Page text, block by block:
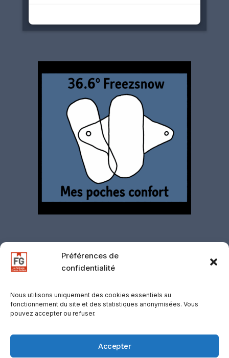
Préférences de
confidentialité
Nous utilisons uniquement des cookies essentiels au
fonctionnement du site et des statistiques anonymisées. Vous
pouvez accepter ou refuser.
Accepter
confidentialité·CGV·CGU·Gestion des
cookies·Retours·Support·Mentions
© 2026 D-COOLINWAY / VOLF, SUISSE —
Registre du Commerce : CHE137.103.474